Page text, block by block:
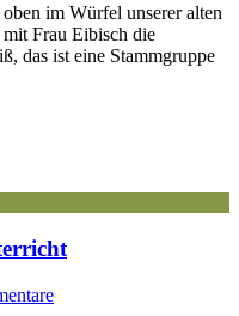
im Würfel unserer alten
Frau Eibisch die
das ist eine Stammgruppe